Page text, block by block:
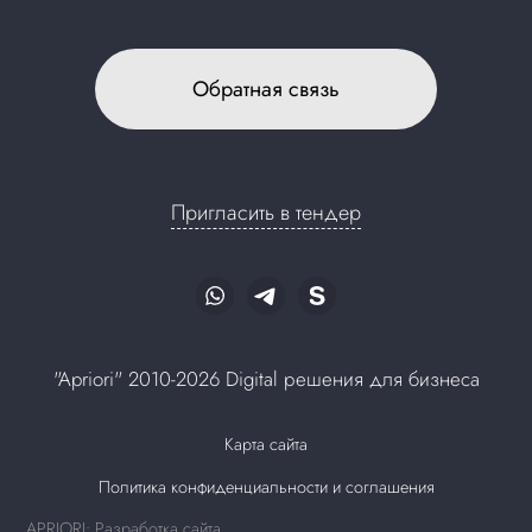
Обратная связь
Пригласить в тендер
"Apriori" 2010-2026 Digital решения для бизнеса
Карта сайта
Политика конфиденциальности и соглашения